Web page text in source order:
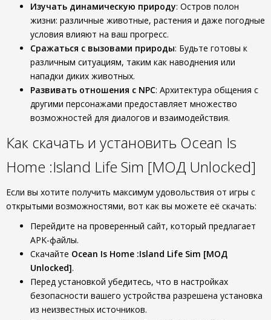
Изучать динамическую природу: Остров полон
жизни: различные животные, растения и даже погодные
условия влияют на ваш прогресс.
Сражаться с вызовами природы: Будьте готовы к
различным ситуациям, таким как наводнения или
нападки диких животных.
Развивать отношения с NPC: Архитектура общения с
другими персонажами предоставляет множество
возможностей для диалогов и взаимодействия.
Как скачать и установить Ocean Is
Home :Island Life Sim [МОД Unlocked]
Если вы хотите получить максимум удовольствия от игры с
открытыми возможностями, вот как вы можете её скачать:
Перейдите на проверенный сайт, который предлагает
APK-файлы.
Скачайте Ocean Is Home :Island Life Sim [МОД
Unlocked].
Перед установкой убедитесь, что в настройках
безопасности вашего устройства разрешена установка
из неизвестных источников.